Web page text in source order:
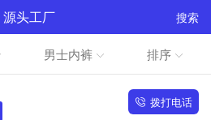
搜索
源头工厂
男士内裤 排序
拨打电话